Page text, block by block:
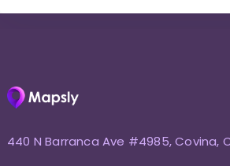
440 N Barranca Ave #4985, Covina,